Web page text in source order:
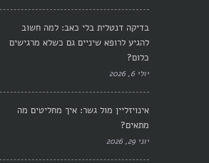
בדיקה דנטלית בלי כאב: למה חשוב
להגיע לרופא שיניים גם כשלא מרגישים
כלום?
יולי 6, 2026
אינויזליין מול גשר: איך מחליטים מה
מתאים?
יוני 29, 2026